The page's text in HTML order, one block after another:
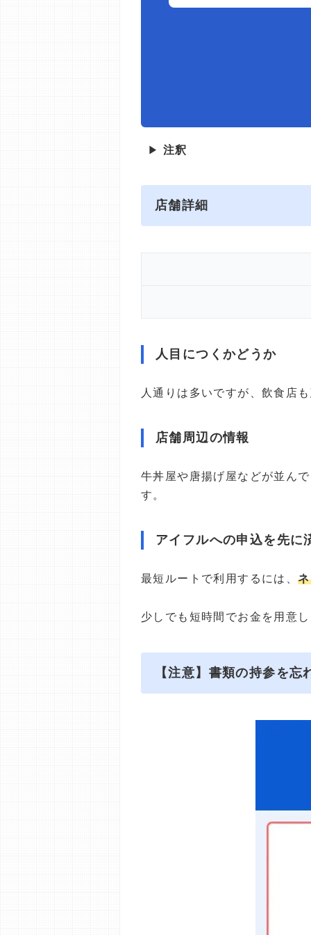
▶ 注釈
店舗詳細
人目につくかどうか
人通りは多いですが、飲食店
店舗周辺の情報
牛丼屋や唐揚げ屋などが並ん
す。
アイフルへの申込を先に
最短ルートで利用するには、
少しでも短時間でお金を用意
【注意】書類の持参を忘